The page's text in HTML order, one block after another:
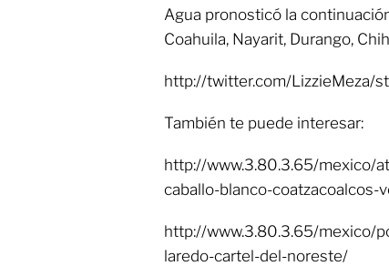
Agua pronosticó la
Coahuila, Nayarit, Durango,
http://twitter.com/LizzieMeza/
También te puede interesar:
http://www.3.80.3.65/mexico/
caballo-blanco-coatzacoalcos-
http://www.3.80.3.65/mexico/
laredo-cartel-del-noreste/